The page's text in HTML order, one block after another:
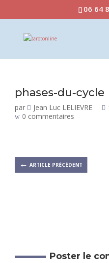
06 64
phases-du-cycle
par Jean Luc LELIEVRE
0 commentaires
← ARTICLE PRÉCÉDENT
Poster le